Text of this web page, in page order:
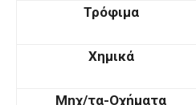
Τρόφιμα
Χημικά
Μηχ/τα-Οχήματα